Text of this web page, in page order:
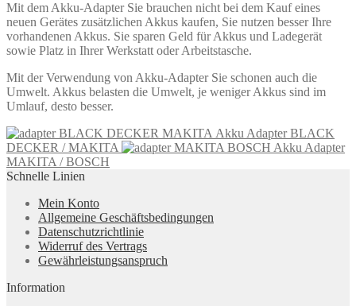
Mit dem Akku-Adapter Sie brauchen nicht bei dem Kauf eines
neuen Gerätes zusätzlichen Akkus kaufen, Sie nutzen besser Ihre
vorhandenen Akkus. Sie sparen Geld für Akkus und Ladegerät
sowie Platz in Ihrer Werkstatt oder Arbeitstasche.
Mit der Verwendung von Akku-Adapter Sie schonen auch die
Umwelt. Akkus belasten die Umwelt, je weniger Akkus sind im
Umlauf, desto besser.
Akku Adapter BLACK
DECKER / MAKITA
Akku Adapter
MAKITA / BOSCH
Schnelle Linien
Mein Konto
Allgemeine Geschäftsbedingungen
Datenschutzrichtlinie
Widerruf des Vertrags
Gewährleistungsanspruch
Information